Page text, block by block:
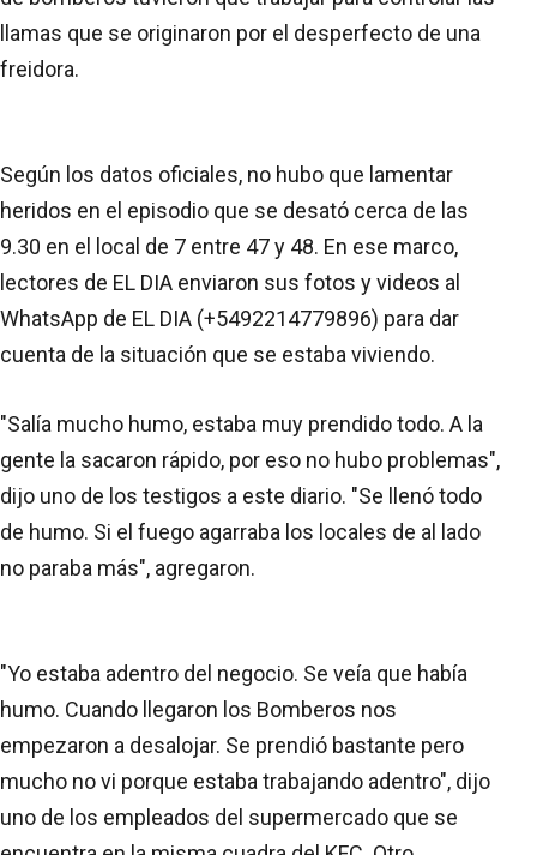
llamas que se originaron por el desperfecto de una
freidora.
Según los datos oficiales, no hubo que lamentar
heridos en el episodio que se desató cerca de las
9.30 en el local de 7 entre 47 y 48. En ese marco,
lectores de EL DIA enviaron sus fotos y videos al
WhatsApp de EL DIA (+5492214779896) para dar
cuenta de la situación que se estaba viviendo.
"Salía mucho humo, estaba muy prendido todo. A la
gente la sacaron rápido, por eso no hubo problemas",
dijo uno de los testigos a este diario. "Se llenó todo
de humo. Si el fuego agarraba los locales de al lado
no paraba más", agregaron.
"Yo estaba adentro del negocio. Se veía que había
humo. Cuando llegaron los Bomberos nos
empezaron a desalojar. Se prendió bastante pero
mucho no vi porque estaba trabajando adentro", dijo
uno de los empleados del supermercado que se